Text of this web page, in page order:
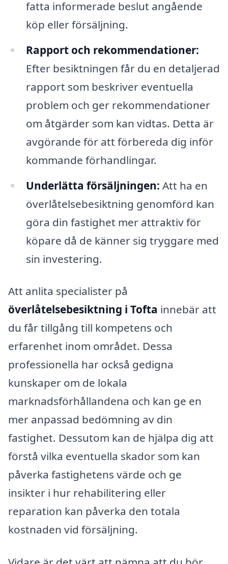
fatta informerade beslut angående
köp eller försäljning.
Rapport och rekommendationer:
Efter besiktningen får du en detaljerad
rapport som beskriver eventuella
problem och ger rekommendationer
om åtgärder som kan vidtas. Detta är
avgörande för att förbereda dig inför
kommande förhandlingar.
Underlätta försäljningen: Att ha en
överlåtelsebesiktning genomförd kan
göra din fastighet mer attraktiv för
köpare då de känner sig tryggare med
sin investering.
Att anlita specialister på
överlåtelsebesiktning i Tofta innebär att
du får tillgång till kompetens och
erfarenhet inom området. Dessa
professionella har också gedigna
kunskaper om de lokala
marknadsförhållandena och kan ge en
mer anpassad bedömning av din
fastighet. Dessutom kan de hjälpa dig att
förstå vilka eventuella skador som kan
påverka fastighetens värde och ge
insikter i hur rehabilitering eller
reparation kan påverka den totala
kostnaden vid försäljning.